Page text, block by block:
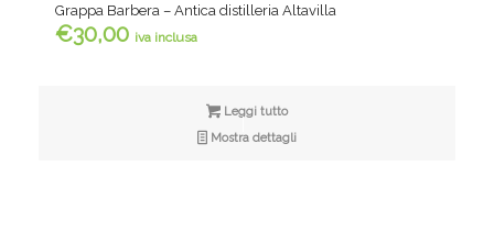
Grappa Barbera – Antica distilleria Altavilla
€30,00 iva inclusa
Leggi tutto
Mostra dettagli